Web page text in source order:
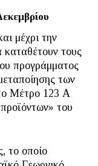
μέχρι την
τους
προγράμματος
των
Μέτρο 123 Α
του
το οποίο